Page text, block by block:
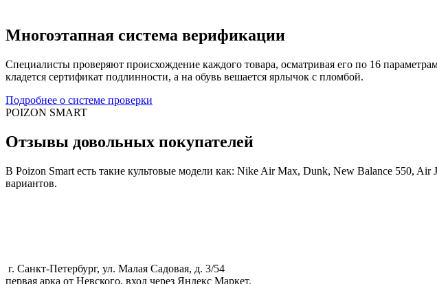
Многоэтапная система верификации
Специалисты проверяют происхождение каждого товара, осматривая его по 16
кладется сертификат подлинности, а на обувь вешается ярлычок с пломбой.
Подробнее о системе проверки
POIZON SMART
Отзывы довольных покупателей
В Poizon Smart есть такие культовые модели как: Nike Air Max, Dunk, New Balance 550,
вариантов.
г. Санкт-Петербург, ул. Малая Садовая, д. 3/54
первая арка от Невского, вход через Яндекс Маркет.